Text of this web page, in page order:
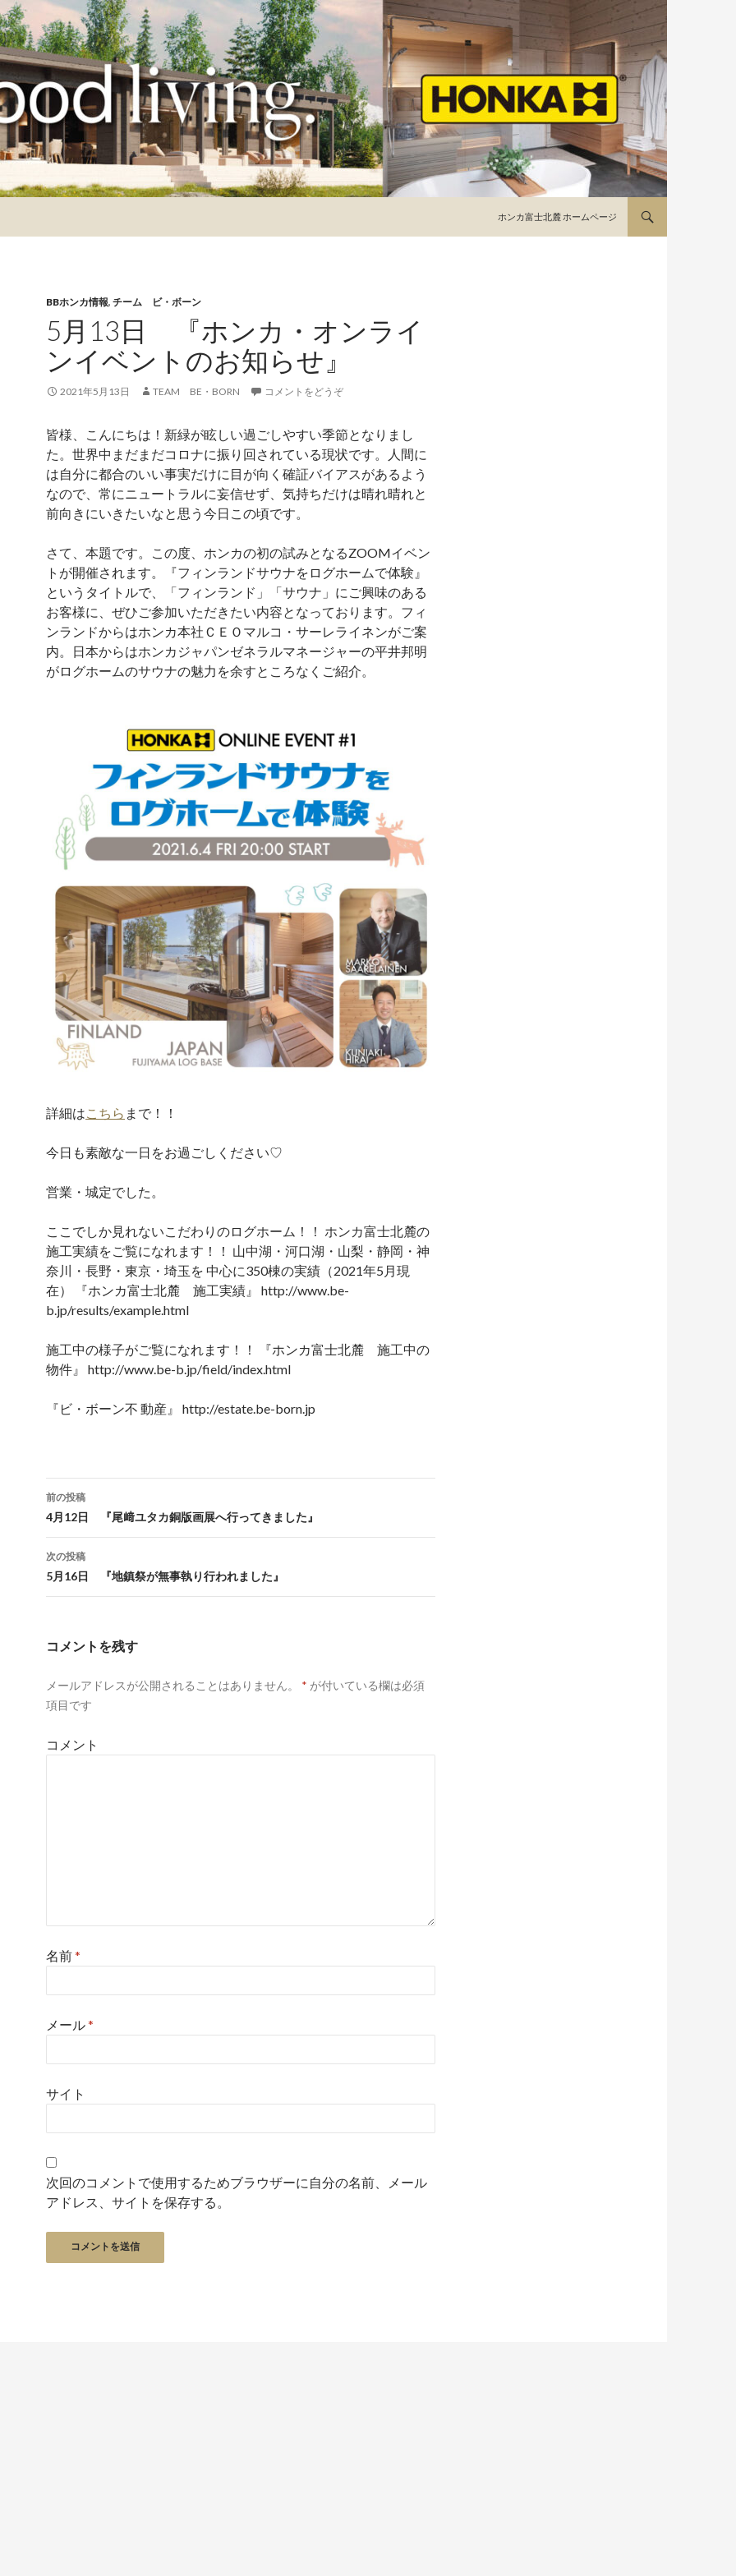
ホンカ富士北麓 ホームページ
BBホンカ情報, チーム ビ・ボーン
5月13日 『ホンカ・オンライ
ンイベントのお知らせ』
2021年5月13日 TEAM BE・BORN コメントをどうぞ
皆様、こんにちは！新緑が眩しい過ごしやすい季節となりまし
た。世界中まだまだコロナに振り回されている現状です。人間に
は自分に都合のいい事実だけに目が向く確証バイアスがあるよう
なので、常にニュートラルに妄信せず、気持ちだけは晴れ晴れと
前向きにいきたいなと思う今日この頃です。
さて、本題です。この度、ホンカの初の試みとなるZOOMイベン
トが開催されます。『フィンランドサウナをログホームで体験』
というタイトルで、「フィンランド」「サウナ」にご興味のある
お客様に、ぜひご参加いただきたい内容となっております。フィ
ンランドからはホンカ本社ＣＥＯマルコ・サーレライネンがご案
内。日本からはホンカジャパンゼネラルマネージャーの平井邦明
がログホームのサウナの魅力を余すところなくご紹介。
詳細はこちら まで！！
今日も素敵な一日をお過ごしください♡
営業・城定でした。
ここでしか見れないこだわりのログホーム！！ ホンカ富士北麓の
施工実績をご覧になれます！！ 山中湖・河口湖・山梨・静岡・神
奈川・長野・東京・埼玉を 中心に350棟の実績（2021年5月現
在） 『ホンカ富士北麓 施工実績』 http://www.be-
b.jp/results/example.html
施工中の様子がご覧になれます！！ 『ホンカ富士北麓 施工中の
物件』 http://www.be-b.jp/field/index.html
『ビ・ボーン不 動産』 http://estate.be-born.jp
投稿ナビゲーション
前の投稿
4月12日 『尾﨑ユタカ銅版画展へ行ってきました』
次の投稿
5月16日 『地鎮祭が無事執り行われました』
コメントを残す
メールアドレスが公開されることはありません。 * が付いている欄は必須
項目です
コメント
名前*
メール*
サイト
次回のコメントで使用するためブラウザーに自分の名前、メール
アドレス、サイトを保存する。